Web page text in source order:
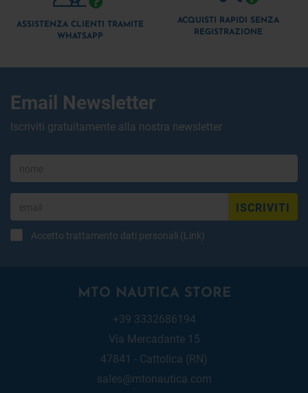
ASSISTENZA CLIENTI TRAMITE
WHATSAPP
ACQUISTI RAPIDI SENZA
REGISTRAZIONE
Email Newsletter
Iscriviti gratuitamente alla nostra newsletter
ISCRIVITI
Accetto trattamento dati personali (Link)
MTO NAUTICA STORE
+39 3332686194
Via Mercadante 15
47841 - Cattolica (RN)
sales@mtonautica.com